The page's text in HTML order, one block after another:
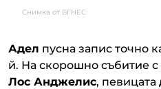
Снимка от БГНЕС
Адел пусна запис точно
й. На скорошно събитие
Лос Анджелис,